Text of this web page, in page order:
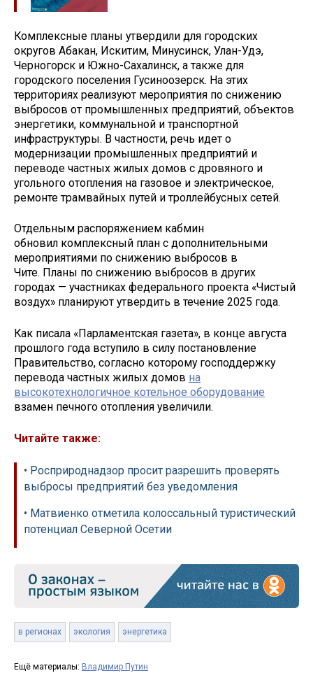
Комплексные планы утвердили для городских
округов Абакан, Искитим, Минусинск, Улан-Удэ,
Черногорск и Южно-Сахалинск, а также для
городского поселения Гусиноозерск. На этих
территориях реализуют мероприятия по снижению
выбросов от промышленных предприятий, объектов
энергетики, коммунальной и транспортной
инфраструктуры. В частности, речь идет о
модернизации промышленных предприятий и
переводе частных жилых домов с дровяного и
угольного отопления на газовое и электрическое,
ремонте трамвайных путей и троллейбусных сетей.
Отдельным распоряжением кабмин
обновил комплексный план с дополнительными
мероприятиями по снижению выбросов в
Чите. Планы по снижению выбросов в других
городах — участниках федерального проекта «Чистый
воздух» планируют утвердить в течение 2025 года.
Как писала «Парламентская газета», в конце августа
прошлого года вступило в силу постановление
Правительство, согласно которому господдержку
перевода частных жилых домов на
высокотехнологичное котельное оборудование
взамен печного отопления увеличили.
Читайте также:
• Росприроднадзор просит разрешить проверять
выбросы предприятий без уведомления
• Матвиенко отметила колоссальный туристический
потенциал Северной Осетии
в регионах экология энергетика
Ещё материалы: Владимир Путин